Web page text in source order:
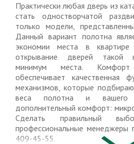
Практически любая дверь из
стать одностворчатой
только модели,
Данный вариант полотна
экономии места в
открывание дверей такой
минимум места. Комфорт
обеспечивает качественная
механизмов, которые
веса полотна и вашего
дополнительный комфорт:
Сделать правильный
профессиональные менеджеры
409-45-55.